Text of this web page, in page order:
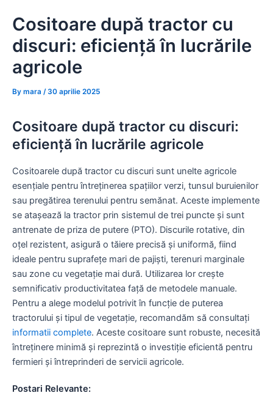
content
Cositoare după tractor cu
discuri: eficiență în lucrările
agricole
By mara /30 aprilie 2025
Cositoare după tractor cu discuri:
eficiență în lucrările agricole
Cositoarele după tractor cu discuri sunt unelte agricole
esențiale pentru întreținerea spațiilor verzi, tunsul buruienilor
sau pregătirea terenului pentru semănat. Aceste implemente
se atașează la tractor prin sistemul de trei puncte și sunt
antrenate de priza de putere (PTO). Discurile rotative, din
oțel rezistent, asigură o tăiere precisă și uniformă, fiind
ideale pentru suprafețe mari de pajiști, terenuri marginale
sau zone cu vegetație mai dură. Utilizarea lor crește
semnificativ productivitatea față de metodele manuale.
Pentru a alege modelul potrivit în funcție de puterea
tractorului și tipul de vegetație, recomandăm să consultați
informatii complete. Aceste cositoare sunt robuste, necesită
întreținere minimă și reprezintă o investiție eficientă pentru
fermieri și întreprinderi de servicii agricole.
Postari Relevante: